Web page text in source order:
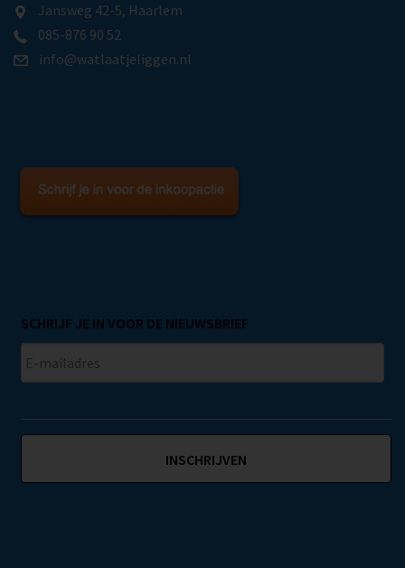
Jansweg 42-5, Haarlem
085-876 90 52
info@watlaatjeliggen.nl
SCHRIJF JE IN VOOR DE NIEUWSBRIEF